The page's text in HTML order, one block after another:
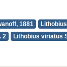
1881
2 Lithobius viriatus